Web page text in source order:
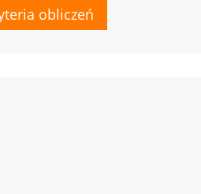
obliczeń